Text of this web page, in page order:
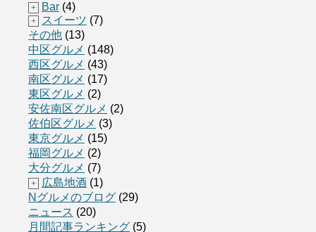
+ Bar (4)
+ スイーツ (7)
その他 (13)
中区グルメ (148)
西区グルメ (43)
南区グルメ (17)
東区グルメ (2)
安佐南区グルメ (2)
佐伯区グルメ (3)
東京グルメ (15)
福岡グルメ (2)
大分グルメ (7)
+ 広島地酒 (1)
Nグルメのブログ (29)
ニュース (20)
月間記事ランキング (5)